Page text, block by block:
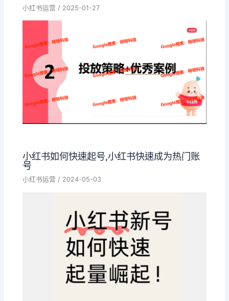
小红书运营 / 2025-01-27
小红书如何快速起号,小红书快速成为热门账
号
小红书运营 / 2024-05-03